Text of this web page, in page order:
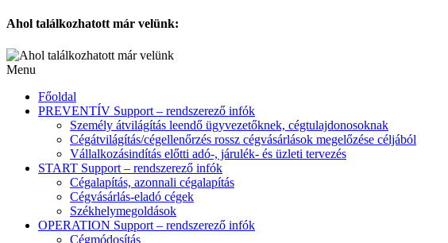
Ahol találkozhatott már velünk:
Menu
Főoldal
PREVENTÍV Support – rendszerező infók
Személy átvilágítás leendő ügyvezetőknek, cégtulajdonosoknak
Cégátvilágítás/cégellenőrzés rossz cégvásárlások megelőzése céljából
Vállalkozásindítás előtti adó-, járulék- és üzleti tervezés
START Support – rendszerező infók
Cégalapítás, azonnali cégalapítás
Cégvásárlás-eladó cégek
Székhelymegoldások
OPERATION Support – rendszerező infók
Cégmódosítás